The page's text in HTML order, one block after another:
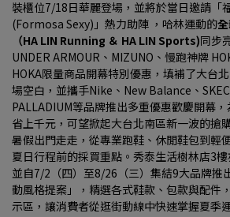
裝櫃位7/18日華麗登場，並將於當日邀請「
(Formosa Sexy)」熱力助陣 ，哈林運動的
（HA LIN Running ＆ HA LIN Sports)同步
UNDER ARMOUR、MIZUNO、慢跑神牌
HOKA限量商品開幕特別優惠，填補了大台
場空白，並攜手Nike、New Balance、
PALLADIUM等品牌推出多重優惠歡慶開幕
省上千元，可望掀起大台北南區新一波的搶
暑假出門走走，從專業跑鞋、休閒鞋包到輕
夏日行程前的採買重點。秀泰生活樹林店3樓
並自7/2（四）至8/26（三）集結9大品牌推
動風格提案」，精選各式鞋款、包款與配件
示區，讓消費者從逛街動線中快速掌握夏季